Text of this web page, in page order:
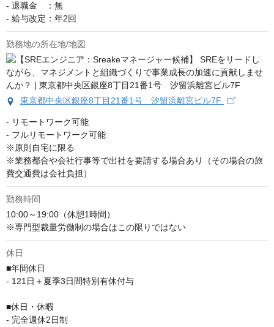
- 退職金　：無
- 給与改定：年2回
勤務地の所在地/地図
東京都中央区銀座8丁目21番1号 汐留浜離宮ビル7F
- リモートワーク可能
- フルリモートワーク可能
※原則自宅に限る
※業務都合や会社行事等で出社を要請する場合あり（その場合の旅
費交通費は会社負担）
勤務時間
10:00～19:00（休憩1時間）
※専門型裁量労働制の場合はこの限りではない
休日
■年間休日
- 121日＋夏季3日間特別有休付与
■休日・休暇
- 完全週休2日制